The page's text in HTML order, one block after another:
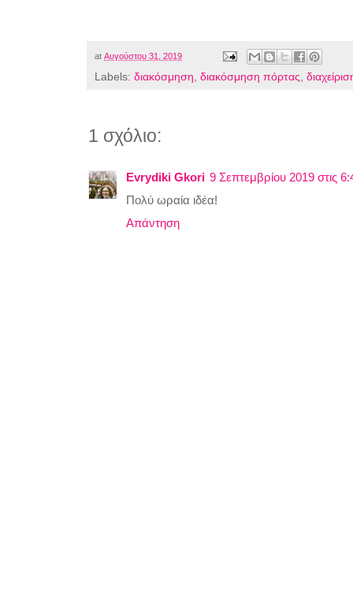
at Αυγούστου 31, 2019
Labels: διακόσμηση, διακόσμηση πόρτας,
1 σχόλιο:
Evrydiki Gkori 9 Σεπτεμβρίου 2019 στις
Πολύ ωραία ιδέα!
Απάντηση